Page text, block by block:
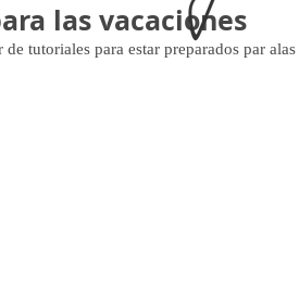
las vacaciones
tutoriales para estar preparados par